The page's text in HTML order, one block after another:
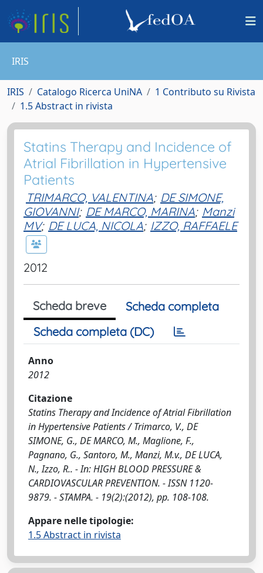
IRIS
IRIS Catalogo Ricerca UniNA
1 Contributo su Rivista
1.5 Abstract in rivista
Statins Therapy and Incidence of
Atrial Fibrillation in Hypertensive
Patients
TRIMARCO, VALENTINA; DE SIMONE,
GIOVANNI; DE MARCO, MARINA; Manzi
MV; DE LUCA, NICOLA; IZZO, RAFFAELE
2012
Scheda breve
Scheda completa
Scheda completa (DC)
Anno
2012
Citazione
Statins Therapy and Incidence of Atrial Fibrillation
in Hypertensive Patients / Trimarco, V., DE
SIMONE, G., DE MARCO, M., Maglione, F.,
Pagnano, G., Santoro, M., Manzi, M.v., DE LUCA,
N., Izzo, R.. - In: HIGH BLOOD PRESSURE &
CARDIOVASCULAR PREVENTION. - ISSN 1120-
9879. - STAMPA. - 19(2):(2012), pp. 108-108.
Appare nelle tipologie:
1.5 Abstract in rivista